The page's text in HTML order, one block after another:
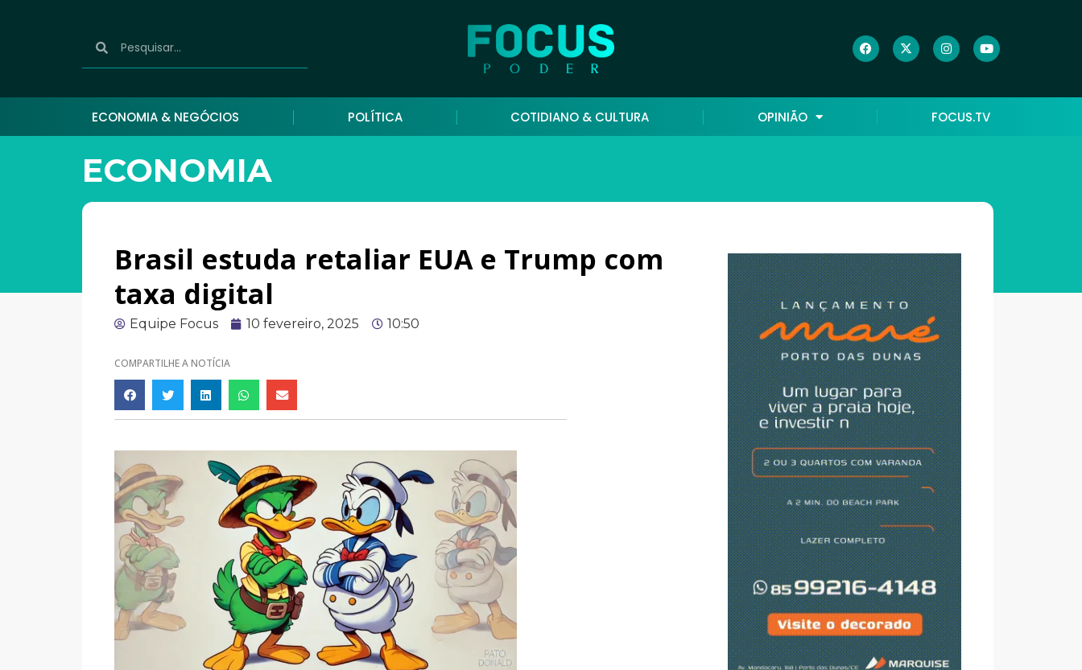
ECONOMIA & NEGÓCIOS POLÍTICA COTIDIANO & CULTURA OPINIÃO FOCUS.TV
ECONOMIA
Brasil estuda retaliar EUA e Trump com
taxa digital
Equipe Focus 10 fevereiro, 2025 10:50
COMPARTILHE A NOTÍCIA